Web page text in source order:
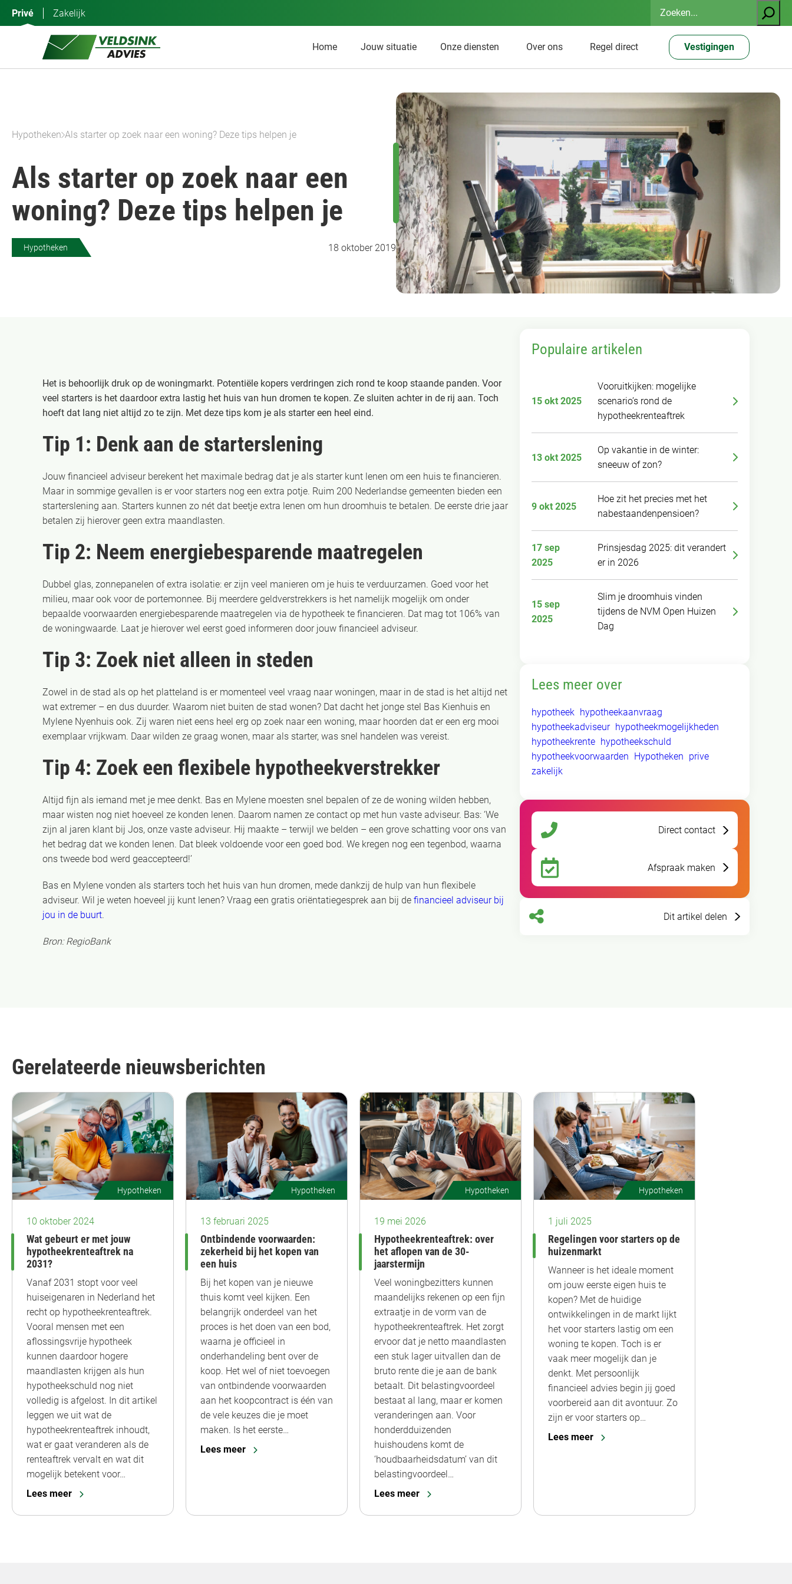
Privé Zakelijk
Zoeken
Home Jouw situatie Onze diensten Over ons Regel direct Vestigingen
Hypotheken Als starter op zoek naar een woning? Deze tips helpen je
Als starter op zoek naar een
woning? Deze tips helpen je
Hypotheken 18 oktober 2019
Het is behoorlijk druk op de woningmarkt. Potentiële kopers verdringen zich rond te koop staande panden. Voor
veel starters is het daardoor extra lastig het huis van hun dromen te kopen. Ze sluiten achter in de rij aan. Toch
hoeft dat lang niet altijd zo te zijn. Met deze tips kom je als starter een heel eind.
Tip 1: Denk aan de starterslening
Jouw financieel adviseur berekent het maximale bedrag dat je als starter kunt lenen om een huis te financieren.
Maar in sommige gevallen is er voor starters nog een extra potje. Ruim 200 Nederlandse gemeenten bieden een
starterslening aan. Starters kunnen zo nét dat beetje extra lenen om hun droomhuis te betalen. De eerste drie jaar
betalen zij hierover geen extra maandlasten.
Tip 2: Neem energiebesparende maatregelen
Dubbel glas, zonnepanelen of extra isolatie: er zijn veel manieren om je huis te verduurzamen. Goed voor het
milieu, maar ook voor de portemonnee. Bij meerdere geldverstrekkers is het namelijk mogelijk om onder
bepaalde voorwaarden energiebesparende maatregelen via de hypotheek te financieren. Dat mag tot 106% van
de woningwaarde. Laat je hierover wel eerst goed informeren door jouw financieel adviseur.
Tip 3: Zoek niet alleen in steden
Zowel in de stad als op het platteland is er momenteel veel vraag naar woningen, maar in de stad is het altijd net
wat extremer – en dus duurder. Waarom niet buiten de stad wonen? Dat dacht het jonge stel Bas Kienhuis en
Mylene Nyenhuis ook. Zij waren niet eens heel erg op zoek naar een woning, maar hoorden dat er een erg mooi
exemplaar vrijkwam. Daar wilden ze graag wonen, maar als starter, was snel handelen was vereist.
Tip 4: Zoek een flexibele hypotheekverstrekker
Altijd fijn als iemand met je mee denkt. Bas en Mylene moesten snel bepalen of ze de woning wilden hebben,
maar wisten nog niet hoeveel ze konden lenen. Daarom namen ze contact op met hun vaste adviseur. Bas: ‘We
zijn al jaren klant bij Jos, onze vaste adviseur. Hij maakte – terwijl we belden – een grove schatting voor ons van
het bedrag dat we konden lenen. Dat bleek voldoende voor een goed bod. We kregen nog een tegenbod, waarna
ons tweede bod werd geaccepteerd!’
Bas en Mylene vonden als starters toch het huis van hun dromen, mede dankzij de hulp van hun flexibele
adviseur. Wil je weten hoeveel jij kunt lenen? Vraag een gratis oriëntatiegesprek aan bij de financieel adviseur bij
jou in de buurt.
Bron: RegioBank
Populaire artikelen
15 okt 2025
Vooruitkijken: mogelijke
scenario’s rond de
hypotheekrenteaftrek
13 okt 2025
Op vakantie in de winter:
sneeuw of zon?
9 okt 2025
Hoe zit het precies met het
nabestaandenpensioen?
17 sep
2025
Prinsjesdag 2025: dit verandert
er in 2026
15 sep
2025
Slim je droomhuis vinden
tijdens de NVM Open Huizen
Dag
Lees meer over
hypotheek hypotheekaanvraag
hypotheekadviseur hypotheekmogelijkheden
hypotheekrente hypotheekschuld
hypotheekvoorwaarden Hypotheken prive
zakelijk
Direct contact
Afspraak maken
Dit artikel delen
Gerelateerde nieuwsberichten
Hypotheken
10 oktober 2024
Wat gebeurt er met jouw
hypotheekrenteaftrek na
2031?
Vanaf 2031 stopt voor veel
huiseigenaren in Nederland het
recht op hypotheekrenteaftrek.
Vooral mensen met een
aflossingsvrije hypotheek
kunnen daardoor hogere
maandlasten krijgen als hun
hypotheekschuld nog niet
volledig is afgelost. In dit artikel
leggen we uit wat de
hypotheekrenteaftrek inhoudt,
wat er gaat veranderen als de
renteaftrek vervalt en wat dit
mogelijk betekent voor…
Lees meer
Hypotheken
13 februari 2025
Ontbindende voorwaarden:
zekerheid bij het kopen van
een huis
Bij het kopen van je nieuwe
thuis komt veel kijken. Een
belangrijk onderdeel van het
proces is het doen van een bod,
waarna je officieel in
onderhandeling bent over de
koop. Het wel of niet toevoegen
van ontbindende voorwaarden
aan het koopcontract is één van
de vele keuzes die je moet
maken. Is het eerste…
Lees meer
Hypotheken
19 mei 2026
Hypotheekrenteaftrek: over
het aflopen van de 30-
jaarstermijn
Veel woningbezitters kunnen
maandelijks rekenen op een fijn
extraatje in de vorm van de
hypotheekrenteaftrek. Het zorgt
ervoor dat je netto maandlasten
een stuk lager uitvallen dan de
bruto rente die je aan de bank
betaalt. Dit belastingvoordeel
bestaat al lang, maar er komen
veranderingen aan. Voor
honderdduizenden
huishoudens komt de
‘houdbaarheidsdatum’ van dit
belastingvoordeel…
Lees meer
Hypotheken
1 juli 2025
Regelingen voor starters op de
huizenmarkt
Wanneer is het ideale moment
om jouw eerste eigen huis te
kopen? Met de huidige
ontwikkelingen in de markt lijkt
het voor starters lastig om een
woning te kopen. Toch is er
vaak meer mogelijk dan je
denkt. Met persoonlijk
financieel advies begin jij goed
voorbereid aan dit avontuur. Zo
zijn er voor starters op…
Lees meer